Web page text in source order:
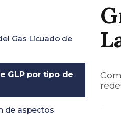
Gas Licuado de
GLP por tipo de
de aspectos